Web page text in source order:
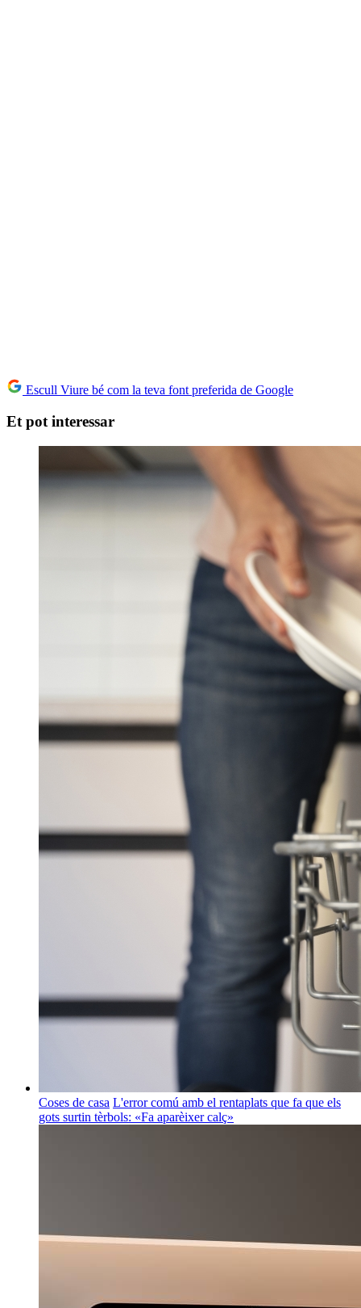
Escull Viure bé com la teva font preferida de Google
Et pot interessar
Coses de casa L'error comú amb el rentaplats que fa que els
gots surtin tèrbols: «Fa aparèixer calç»